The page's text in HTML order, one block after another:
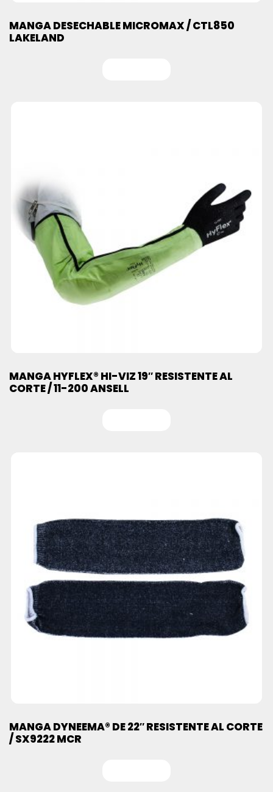
MANGA DESECHABLE MICROMAX / CTL850
LAKELAND
MANGA HYFLEX® HI-VIZ 19″ RESISTENTE AL
CORTE / 11-200 ANSELL
MANGA DYNEEMA® DE 22″ RESISTENTE AL CORTE
/ SX9222 MCR